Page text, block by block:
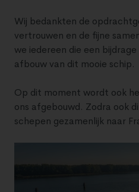
Wij bedankten de
vertrouwen en de fijne
we iedereen die een
afbouw van dit mooie schip.
Op dit moment wordt ook
ons afgebouwd. Zodra ook
schepen gezamenlijk naar